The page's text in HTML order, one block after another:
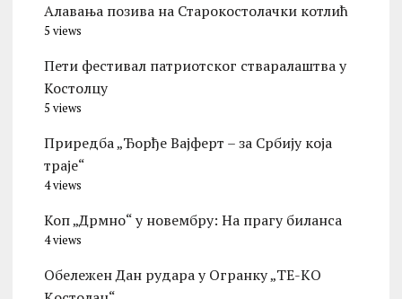
Алавања позива на Старокостолачки котлић
5 views
Пети фестивал патриотског стваралаштва у
Костолцу
5 views
Приредба „Ђорђе Вајферт – за Србију која
траје“
4 views
Коп „Дрмно“ у новембру: На прагу биланса
4 views
Обележен Дан рудара у Огранку „ТЕ-KО